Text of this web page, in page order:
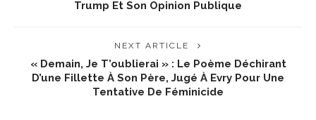
Trump Et Son Opinion Publique
NEXT ARTICLE
« Demain, Je T’oublierai » : Le Poème Déchirant
D’une Fillette À Son Père, Jugé À Evry Pour Une
Tentative De Féminicide